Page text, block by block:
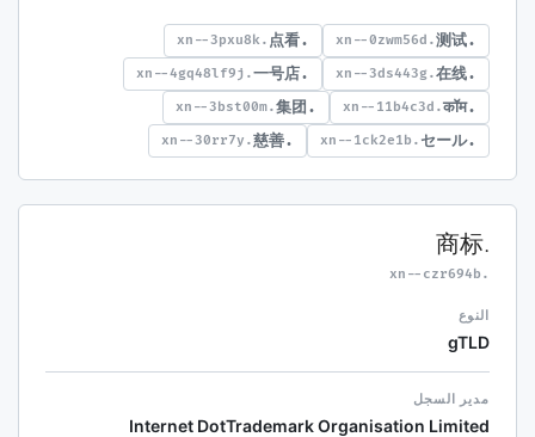
.测试
.xn--0zwm56d
.点看
.xn--3pxu8k
.在线
.xn--3ds443g
.一号店
.xn--4gq48lf9j
.कॉम
.xn--11b4c3d
.集团
.xn--3bst00m
.セール
.xn--1ck2e1b
.慈善
.xn--30rr7y
.商标
.xn--czr694b
النوع
gTLD
مدير السجل
Internet DotTrademark Organisation Limited